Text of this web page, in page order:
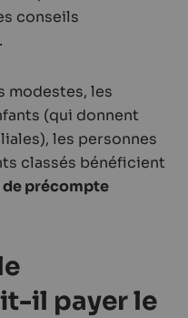
conseils
modestes, les
(qui donnent
les personnes
classés bénéficient
précompte
il payer le